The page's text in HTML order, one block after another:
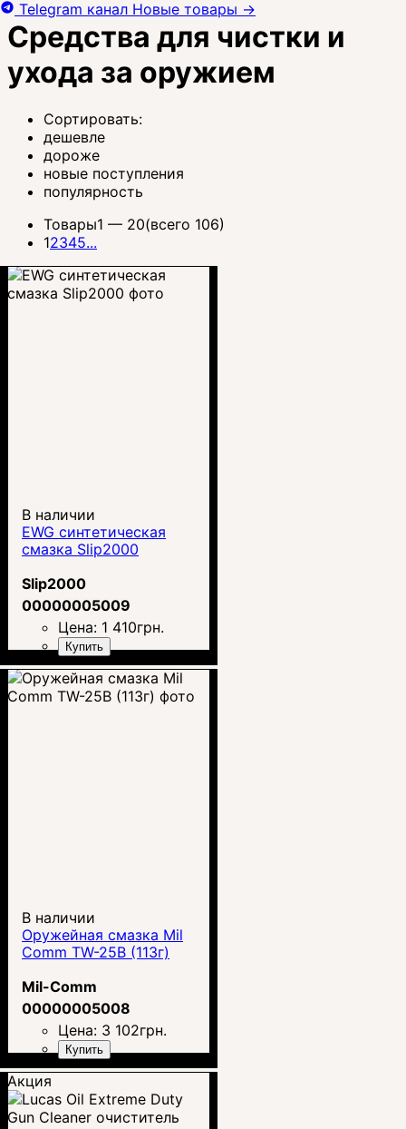
Средства для чистки и
ухода за оружием
Сортировать:
дешевле
дороже
новые поступления
популярность
Товары1 — 20(всего 106)
12345...
В наличии
EWG синтетическая
смазка Slip2000
Slip2000
00000005009
Цена: 1 410грн.
Купить
В наличии
Оружейная смазка Mil
Comm TW-25B (113г)
Mil-Comm
00000005008
Цена: 3 102грн.
Купить
Акция
Telegram канал Новые товары →